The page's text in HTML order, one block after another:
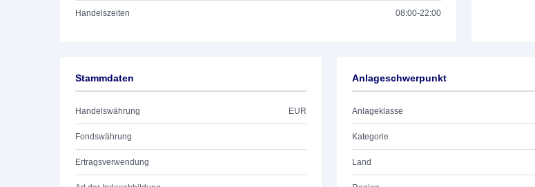
Handelszeiten 08:00-22:00
Stammdaten
Handelswährung EUR
Fondswährung
Ertragsverwendung
Anlageschwerpunkt
Anlageklasse
Kategorie
Land